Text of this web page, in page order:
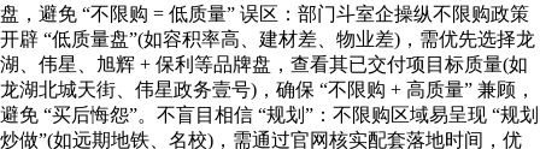
盘，避免 “不限购 = 低质量” 误区：部门斗室企操纵不限购政策
开辟 “低质量盘”(如容积率高、建材差、物业差)，需优先选择龙
湖、伟星、旭辉 + 保利等品牌盘，查看其已交付项目标质量(如
龙湖北城天街、伟星政务壹号)，确保 “不限购 + 高质量” 兼顾，
避免 “买后悔怨”。不盲目相信 “规划”：不限购区域易呈现 “规划
炒做”(如远期地铁、名校)，需通过官网核实配套落地时间，优